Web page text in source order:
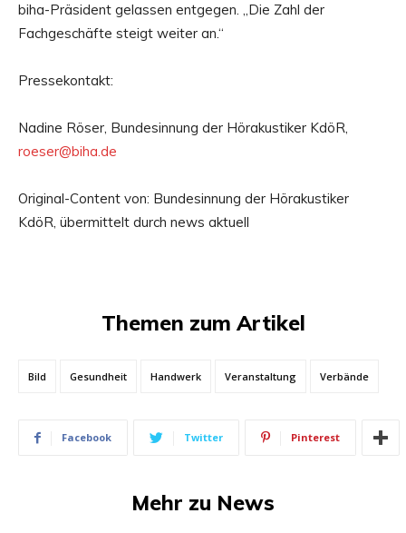
biha-Präsident gelassen entgegen. „Die Zahl der
Fachgeschäfte steigt weiter an.“
Pressekontakt:
Nadine Röser, Bundesinnung der Hörakustiker KdöR,
roeser@biha.de
Original-Content von: Bundesinnung der Hörakustiker
KdöR, übermittelt durch news aktuell
Themen zum Artikel
Bild Gesundheit Handwerk Veranstaltung Verbände
Facebook Twitter Pinterest
Mehr zu News